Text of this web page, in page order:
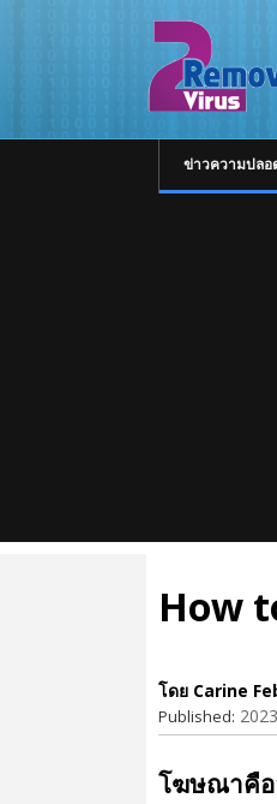
ข่าวความปลอ
How
โดย Carine
Published:
โฆษณาคือ